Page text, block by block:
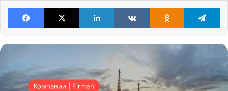
Facebook X LinkedIn VKontakteOdnoklassniki
Компании | Firmen